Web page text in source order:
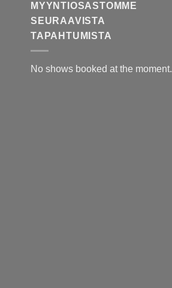
MYYNTIOSASTOMME
SEURAAVISTA
TAPAHTUMISTA
No shows booked at the moment.